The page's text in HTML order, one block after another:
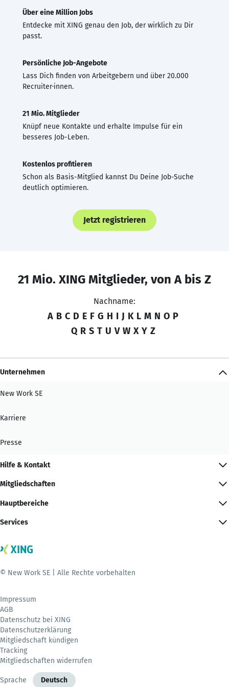
Über eine Million Jobs
Entdecke mit XING genau den Job, der wirklich zu Dir
passt.
Persönliche Job-Angebote
Lass Dich finden von Arbeitgebern und über 20.000
Recruiter·innen.
21 Mio. Mitglieder
Knüpf neue Kontakte und erhalte Impulse für ein
besseres Job-Leben.
Kostenlos profitieren
Schon als Basis-Mitglied kannst Du Deine Job-Suche
deutlich optimieren.
Jetzt registrieren
21 Mio. XING Mitglieder, von A bis Z
Nachname:
A B C D E F G H I J K L M N O P
Q R S T U V W X Y Z
Unternehmen
New Work SE
Karriere
Presse
Hilfe & Kontakt
Mitgliedschaften
Hauptbereiche
Services
© New Work SE | Alle Rechte vorbehalten
Impressum
AGB
Datenschutz bei XING
Datenschutzerklärung
Mitgliedschaft kündigen
Tracking
Mitgliedschaften widerrufen
Sprache Deutsch